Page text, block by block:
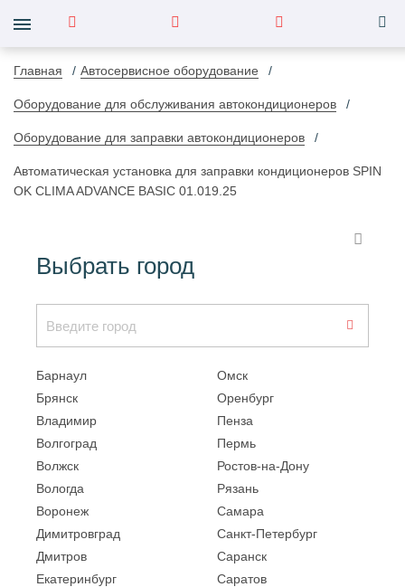
Главная Автосервисное оборудование
Оборудование для обслуживания автокондиционеров
Оборудование для заправки автокондиционеров
Автоматическая установка для заправки кондиционеров SPIN
OK CLIMA ADVANCE BASIС 01.019.25
Выбрать город
Барнаул
Брянск
Владимир
Волгоград
Волжск
Вологда
Воронеж
Димитровград
Дмитров
Екатеринбург
Омск
Оренбург
Пенза
Пермь
Ростов-на-Дону
Рязань
Самара
Санкт-Петербург
Саранск
Саратов